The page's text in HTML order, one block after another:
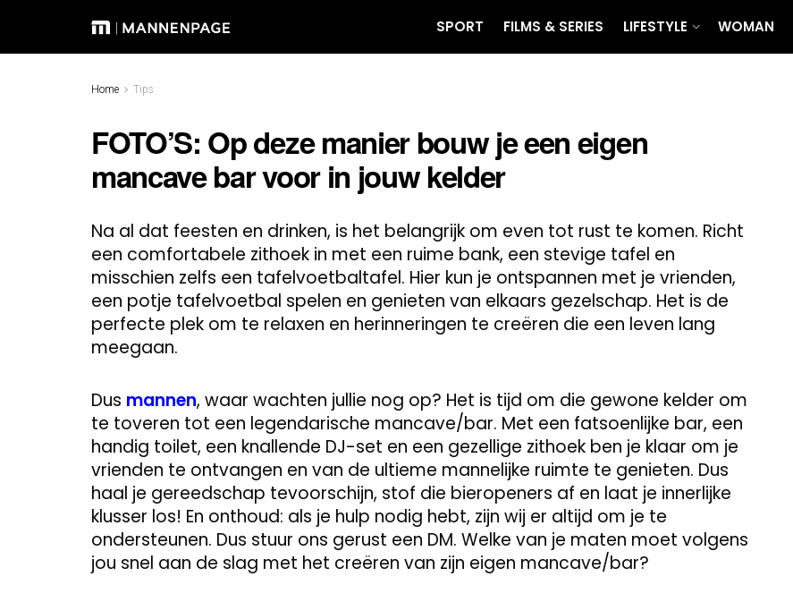
SPORT FILMS & SERIES LIFESTYLE WOMAN
Home Tips
FOTO’S: Op deze manier bouw je een eigen
mancave bar voor in jouw kelder
Na al dat feesten en drinken, is het belangrijk om even tot rust te komen. Richt
een comfortabele zithoek in met een ruime bank, een stevige tafel en
misschien zelfs een tafelvoetbaltafel. Hier kun je ontspannen met je vrienden,
een potje tafelvoetbal spelen en genieten van elkaars gezelschap. Het is de
perfecte plek om te relaxen en herinneringen te creëren die een leven lang
meegaan.
Dus mannen, waar wachten jullie nog op? Het is tijd om die gewone kelder om
te toveren tot een legendarische mancave/bar. Met een fatsoenlijke bar, een
handig toilet, een knallende DJ-set en een gezellige zithoek ben je klaar om je
vrienden te ontvangen en van de ultieme mannelijke ruimte te genieten. Dus
haal je gereedschap tevoorschijn, stof die bieropeners af en laat je innerlijke
klusser los! En onthoud: als je hulp nodig hebt, zijn wij er altijd om je te
ondersteunen. Dus stuur ons gerust een DM. Welke van je maten moet volgens
jou snel aan de slag met het creëren van zijn eigen mancave/bar?